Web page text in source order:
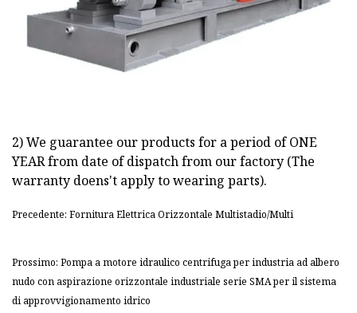
2) We guarantee our products for a period of ONE
YEAR from date of dispatch from our factory (The
warranty doens't apply to wearing parts).
Precedente: Fornitura Elettrica Orizzontale Multistadio/Multi
Prossimo: Pompa a motore idraulico centrifuga per industria ad albero
nudo con aspirazione orizzontale industriale serie SMA per il sistema
di approvvigionamento idrico